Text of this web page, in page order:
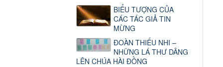
BIỂU TƯỢNG CỦA
CÁC TÁC GIẢ TIN
MỪNG
ĐOÀN THIẾU NHI –
NHỮNG LÁ THƯ DÂNG
LÊN CHÚA HÀI ĐỒNG